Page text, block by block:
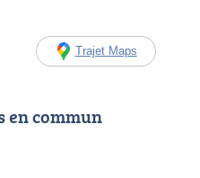
Trajet Maps
en commun